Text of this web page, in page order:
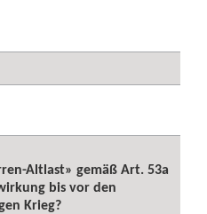
Altlast» gemäß Art. 53a
bis vor den
Krieg?